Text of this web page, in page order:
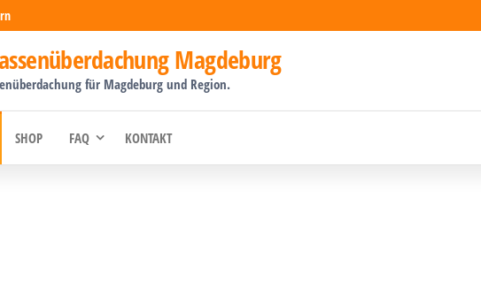
Magdeburg
für Magdeburg und Region.
SHOP FAQ KONTAKT